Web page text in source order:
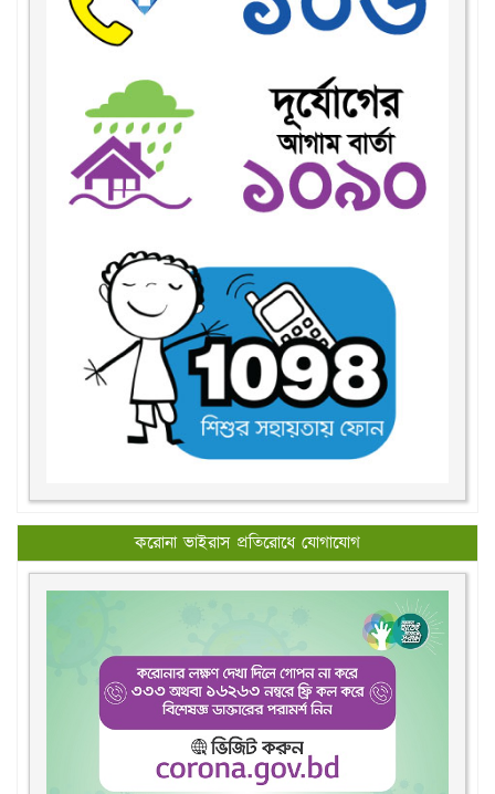
করোনা ভাইরাস প্রতিরোধে যোগাযোগ